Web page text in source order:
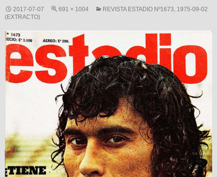
2017-07-07 691 × 1004
REVISTA ESTADIO Nº1673, 1975-09-02
(EXTRACTO)